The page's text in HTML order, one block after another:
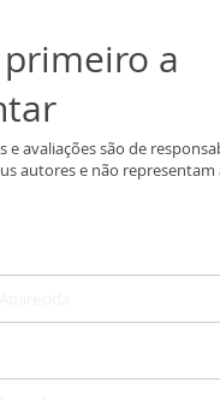
a
e avaliações são de
autores e não representam